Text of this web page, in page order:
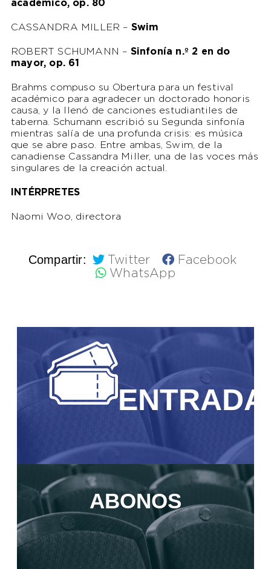
académico, op. 80
CASSANDRA MILLER – Swim
ROBERT SCHUMANN – Sinfonía n.º 2 en do
mayor, op. 61
Brahms compuso su Obertura para un festival
académico para agradecer un doctorado honoris
causa, y la llenó de canciones estudiantiles de
taberna. Schumann escribió su Segunda sinfonía
mientras salía de una profunda crisis: es música
que se abre paso. Entre ambas, Swim, de la
canadiense Cassandra Miller, una de las voces más
singulares de la creación actual.
INTÉRPRETES
Naomi Woo, directora
Compartir: Twitter
Facebook
WhatsApp
ABONOS